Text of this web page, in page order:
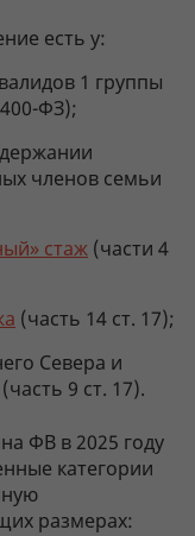
есть у:
1 группы
ФЗ);
членов семьи
стаж (части 4
(часть 14 ст. 17);
Севера и
9 ст. 17).
ФВ в 2025 году
категории
размерах: